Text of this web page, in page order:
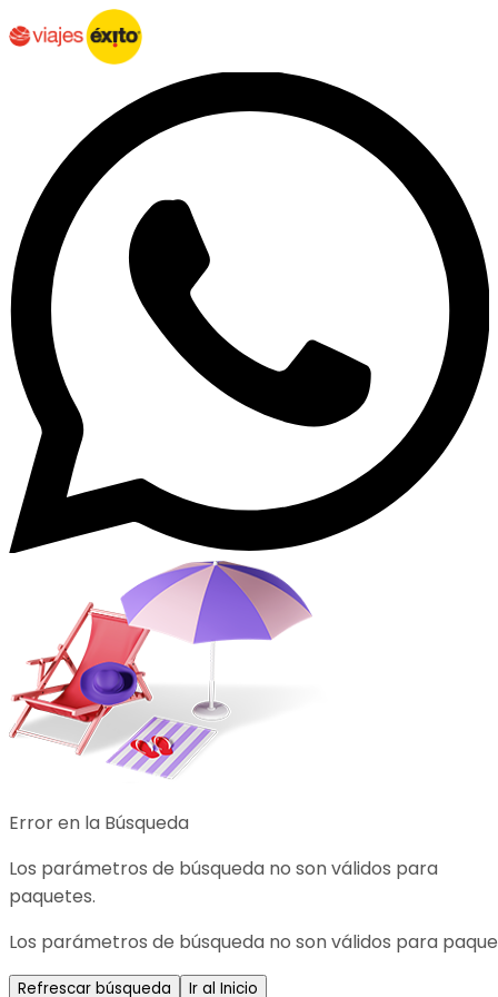
Error en la Búsqueda
Los parámetros de búsqueda no son válidos para
paquetes.
Los parámetros de búsqueda no son válidos para
Refrescar búsqueda Ir al Inicio